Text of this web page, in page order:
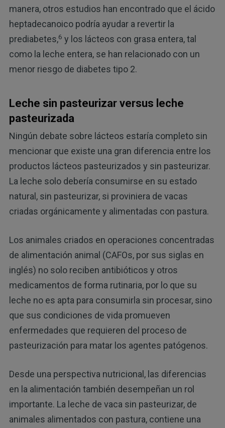
manera, otros estudios han encontrado que el ácido
heptadecanoico podría ayudar a revertir la
prediabetes,6 y los lácteos con grasa entera, tal
como la leche entera, se han relacionado con un
menor riesgo de diabetes tipo 2.
Leche sin pasteurizar versus leche
pasteurizada
Ningún debate sobre lácteos estaría completo sin
mencionar que existe una gran diferencia entre los
productos lácteos pasteurizados y sin pasteurizar.
La leche solo debería consumirse en su estado
natural, sin pasteurizar, si proviniera de vacas
criadas orgánicamente y alimentadas con pastura.
Los animales criados en operaciones concentradas
de alimentación animal (CAFOs, por sus siglas en
inglés) no solo reciben antibióticos y otros
medicamentos de forma rutinaria, por lo que su
leche no es apta para consumirla sin procesar, sino
que sus condiciones de vida promueven
enfermedades que requieren del proceso de
pasteurización para matar los agentes patógenos.
Desde una perspectiva nutricional, las diferencias
en la alimentación también desempeñan un rol
importante. La leche de vaca sin pasteurizar, de
animales alimentados con pastura, contiene una